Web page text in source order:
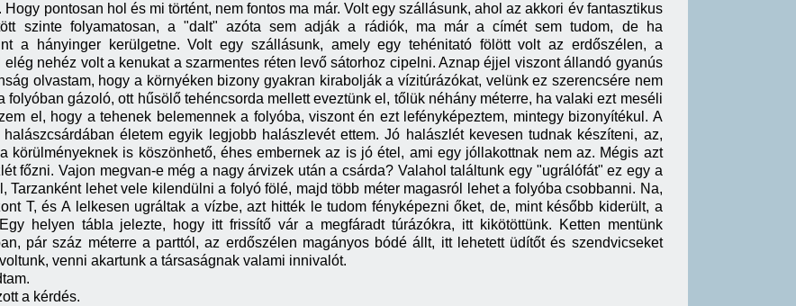
pontosan hol és mi történt, nem fontos ma már. Volt egy szállásunk, ahol az akkori év fantasztikus
szinte folyamatosan, a "dalt" azóta sem adják a rádiók, ma már a címét sem tudom, de ha
a hányinger kerülgetne. Volt egy szállásunk, amely egy tehénitató fölött volt az erdőszélen, a
nehéz volt a kenukat a szarmentes réten levő sátorhoz cipelni. Aznap éjjel viszont állandó gyanús
olvastam, hogy a környéken bizony gyakran kirabolják a vízitúrázókat, velünk ez szerencsére nem
folyóban gázoló, ott hűsölő tehéncsorda mellett eveztünk el, tőlük néhány méterre, ha valaki ezt meséli
el, hogy a tehenek belemennek a folyóba, viszont én ezt lefényképeztem, mintegy bizonyítékul. A
életem egyik legjobb halászlevét ettem. Jó halászlét kevesen tudnak készíteni, az,
körülményeknek is köszönhető, éhes embernek az is jó étel, ami egy jóllakottnak nem az. Mégis azt
főzni. Vajon megvan-e még a nagy árvizek után a csárda? Valahol találtunk egy "ugrálófát" ez egy a
Tarzanként lehet vele kilendülni a folyó fölé, majd több méter magasról lehet a folyóba csobbanni. Na,
T, és A lelkesen ugráltak a vízbe, azt hitték le tudom fényképezni őket, de, mint később kiderült, a
helyen tábla jelezte, hogy itt frissítő vár a megfáradt túrázókra, itt kikötöttünk. Ketten mentünk
pár száz méterre a parttól, az erdőszélen magányos bódé állt, itt lehetett üdítőt és szendvicseket
venni akartunk a társaságnak valami innivalót.
a kérdés.